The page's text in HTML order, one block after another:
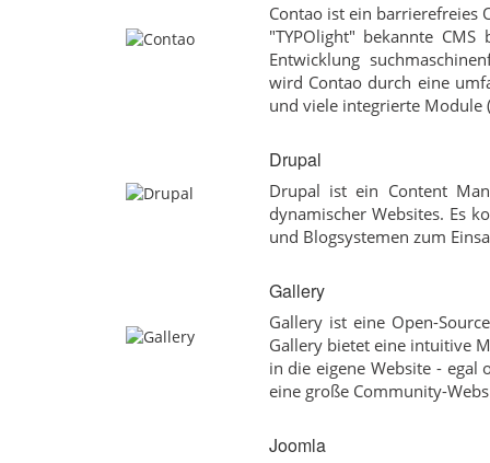
Contao ist ein barrierefreies
"TYPOlight" bekannte
Entwicklung
wird Contao durch eine
und viele integrierte Module
Drupal
Drupal ist ein Content
dynamischer Websites. Es
und Blogsystemen zum
Gallery
Gallery ist eine Open-
Gallery bietet eine intuitive
in die eigene Website -
eine große Community-
Joomla